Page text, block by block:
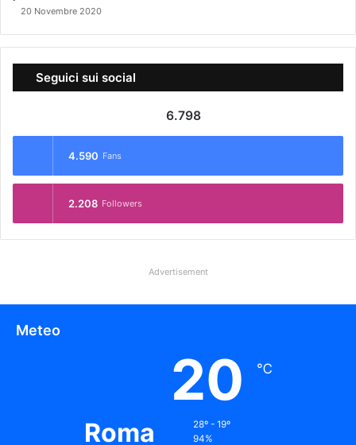
20 Novembre 2020
Seguici sui social
6.798
4.590 Fans
2.208 Followers
Advertisement
Meteo
Roma
20 ℃
28º - 19º
94%